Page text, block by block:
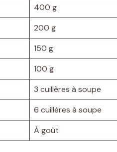
400 g
200 g
150 g
100 g
3 cuillères à soupe
6 cuillères à soupe
À goût